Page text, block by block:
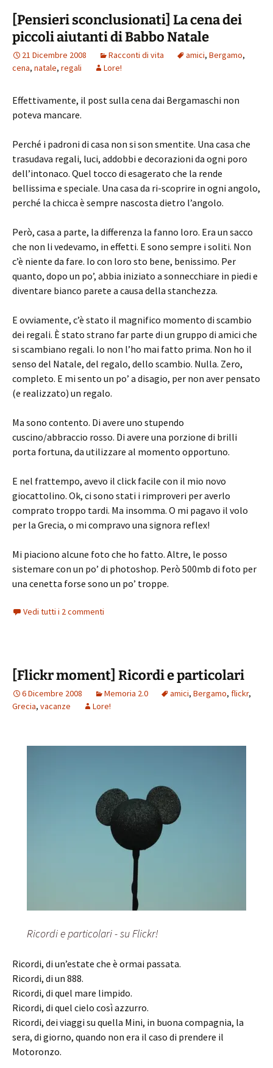
[Pensieri sconclusionati] La cena dei
piccoli aiutanti di Babbo Natale
21 Dicembre 2008 Racconti di vita amici, Bergamo,
cena, natale, regali Lore!
Effettivamente, il post sulla cena dai Bergamaschi non
poteva mancare.
Perché i padroni di casa non si son smentite. Una casa che
trasudava regali, luci, addobbi e decorazioni da ogni poro
dell’intonaco. Quel tocco di esagerato che la rende
bellissima e speciale. Una casa da ri-scoprire in ogni angolo,
perché la chicca è sempre nascosta dietro l’angolo.
Però, casa a parte, la differenza la fanno loro. Era un sacco
che non li vedevamo, in effetti. E sono sempre i soliti. Non
c’è niente da fare. Io con loro sto bene, benissimo. Per
quanto, dopo un po’, abbia iniziato a sonnecchiare in piedi e
diventare bianco parete a causa della stanchezza.
E ovviamente, c’è stato il magnifico momento di scambio
dei regali. È stato strano far parte di un gruppo di amici che
si scambiano regali. Io non l’ho mai fatto prima. Non ho il
senso del Natale, del regalo, dello scambio. Nulla. Zero,
completo. E mi sento un po’ a disagio, per non aver pensato
(e realizzato) un regalo.
Ma sono contento. Di avere uno stupendo
cuscino/abbraccio rosso. Di avere una porzione di brilli
porta fortuna, da utilizzare al momento opportuno.
E nel frattempo, avevo il click facile con il mio novo
giocattolino. Ok, ci sono stati i rimproveri per averlo
comprato troppo tardi. Ma insomma. O mi pagavo il volo
per la Grecia, o mi compravo una signora reflex!
Mi piaciono alcune foto che ho fatto. Altre, le posso
sistemare con un po’ di photoshop. Però 500mb di foto per
una cenetta forse sono un po’ troppe.
Vedi tutti i 2 commenti
[Flickr moment] Ricordi e particolari
6 Dicembre 2008 Memoria 2.0 amici, Bergamo, flickr,
Grecia, vacanze Lore!
Ricordi e particolari - su Flickr!
Ricordi, di un’estate che è ormai passata.
Ricordi, di un 888.
Ricordi, di quel mare limpido.
Ricordi, di quel cielo così azzurro.
Ricordi, dei viaggi su quella Mini, in buona compagnia, la
sera, di giorno, quando non era il caso di prendere il
Motoronzo.